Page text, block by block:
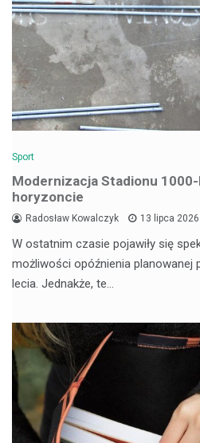
Sport
Modernizacja Stadionu
horyzoncie
Radosław Kowalczyk 13 lipca 2026
W ostatnim czasie pojawiły się
możliwości opóźnienia planowanej
lecia. Jednakże, te…